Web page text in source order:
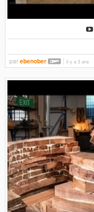
parebenober il y a 3 ans